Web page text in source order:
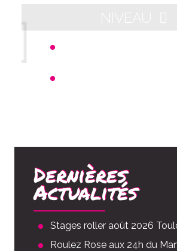
Dernières
Actualités
Stages roller août 2026
Roulez Rose aux 24h du